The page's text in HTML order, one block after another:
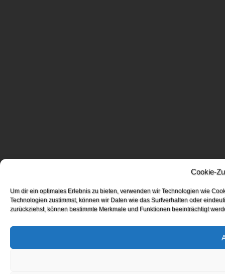
Cookie-
Um dir ein optimales Erlebnis zu bieten, verwenden wir Technologien wie
Technologien zustimmst, können wir Daten wie das Surfverhalten oder
zurückziehst, können bestimmte Merkmale und Funktionen beeinträchtigt